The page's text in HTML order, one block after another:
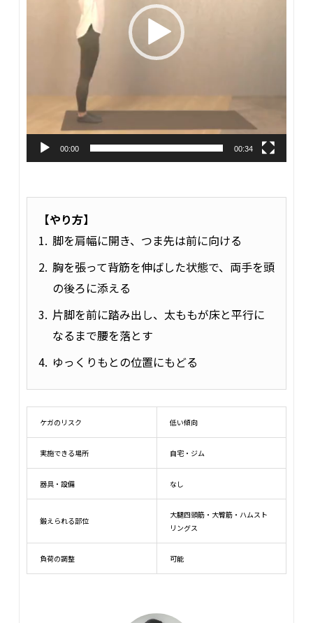
00:00 00:34
【やり方】
脚を肩幅に開き、つま先は前に向ける
胸を張って背筋を伸ばした状態で、両手を頭
の後ろに添える
片脚を前に踏み出し、太ももが床と平行に
なるまで腰を落とす
ゆっくりもとの位置にもどる
ケガのリスク 低い傾向
実施できる場所 自宅・ジム
器具・設備 なし
鍛えられる部位
大腿四頭筋・大臀筋・ハムスト
リングス
負荷の調整 可能